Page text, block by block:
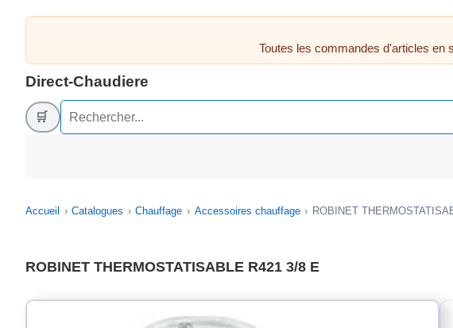
Toutes les commandes d'articles en
Direct-Chaudiere
🛒
Accueil Catalogues Chauffage Accessoires chauffage ROBINET
ROBINET THERMOSTATISABLE R421 3/8 E